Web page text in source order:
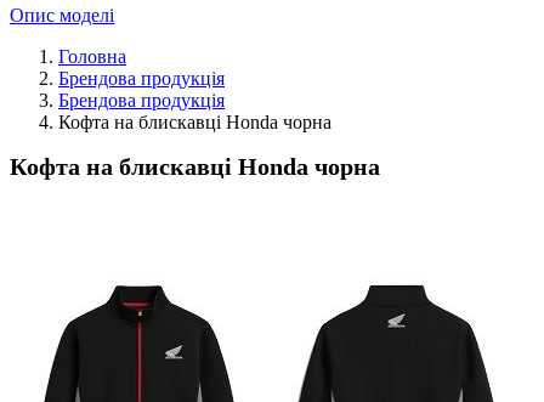
Опис моделі
Головна
Брендова продукція
Брендова продукція
Кофта на блискавці Honda чорна
Кофта на блискавці Honda чорна